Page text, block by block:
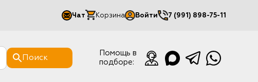
Чат Корзина Войти
Мой кабинет
7 (991) 898-75-11
Поиск
Помощь в
подборе: